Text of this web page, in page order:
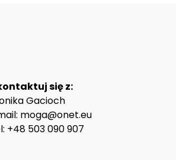
się z:
Gacioch
moga@onet.eu
+48 503 090 907